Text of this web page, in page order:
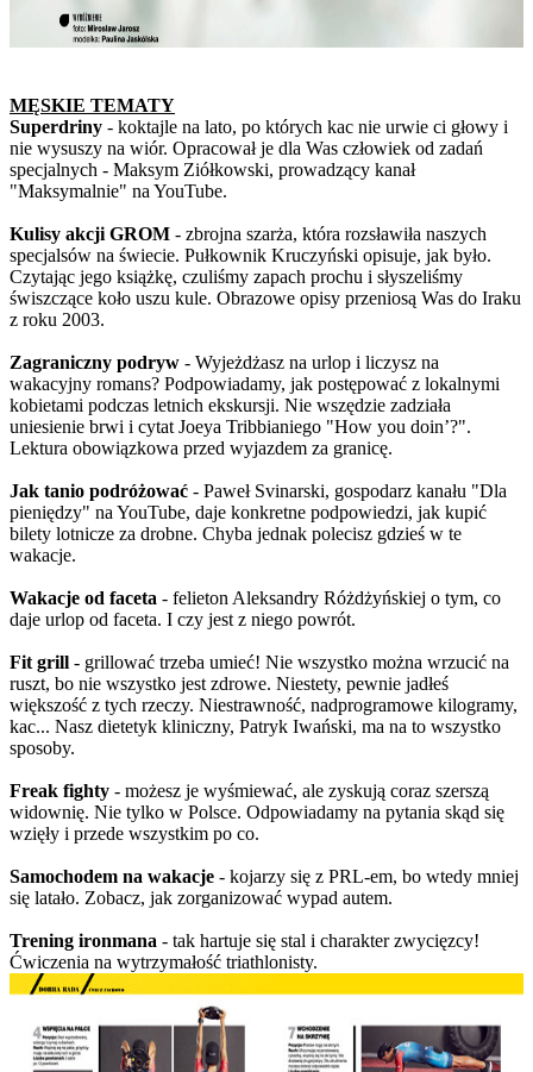
MĘSKIE TEMATY
Superdriny - koktajle na lato, po których kac nie urwie ci głowy i
nie wysuszy na wiór. Opracował je dla Was człowiek od zadań
specjalnych - Maksym Ziółkowski, prowadzący kanał
"Maksymalnie" na YouTube.
Kulisy akcji GROM - zbrojna szarża, która rozsławiła naszych
specjalsów na świecie. Pułkownik Kruczyński opisuje, jak było.
Czytając jego książkę, czuliśmy zapach prochu i słyszeliśmy
świszczące koło uszu kule. Obrazowe opisy przeniosą Was do Iraku
z roku 2003.
Zagraniczny podryw - Wyjeżdżasz na urlop i liczysz na
wakacyjny romans? Podpowiadamy, jak postępować z lokalnymi
kobietami podczas letnich ekskursji. Nie wszędzie zadziała
uniesienie brwi i cytat Joeya Tribbianiego "How you doin’?".
Lektura obowiązkowa przed wyjazdem za granicę.
Jak tanio podróżować - Paweł Svinarski, gospodarz kanału "Dla
pieniędzy" na YouTube, daje konkretne podpowiedzi, jak kupić
bilety lotnicze za drobne. Chyba jednak polecisz gdzieś w te
wakacje.
Wakacje od faceta - felieton Aleksandry Różdżyńskiej o tym, co
daje urlop od faceta. I czy jest z niego powrót.
Fit grill - grillować trzeba umieć! Nie wszystko można wrzucić na
ruszt, bo nie wszystko jest zdrowe. Niestety, pewnie jadłeś
większość z tych rzeczy. Niestrawność, nadprogramowe kilogramy,
kac... Nasz dietetyk kliniczny, Patryk Iwański, ma na to wszystko
sposoby.
Freak fighty - możesz je wyśmiewać, ale zyskują coraz szerszą
widownię. Nie tylko w Polsce. Odpowiadamy na pytania skąd się
wzięły i przede wszystkim po co.
Samochodem na wakacje - kojarzy się z PRL-em, bo wtedy mniej
się latało. Zobacz, jak zorganizować wypad autem.
Trening ironmana - tak hartuje się stal i charakter zwycięzcy!
Ćwiczenia na wytrzymałość triathlonisty.